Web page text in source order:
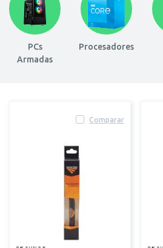
PCs
Armadas
Procesadores
Comparar